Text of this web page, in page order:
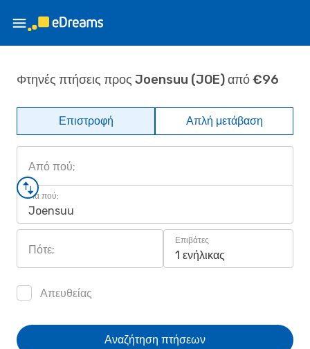
Φτηνές πτήσεις προς Joensuu (JOE) από €96
Επιστροφή Απλή μετάβαση
Από πού;
Για πού;
Joensuu
Πότε;
Επιβάτες
1 ενήλικας
Απευθείας
Αναζήτηση πτήσεων